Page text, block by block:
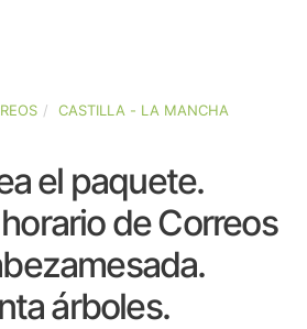
CASTILLA - LA MANCHA
el paquete.
de Correos
árboles.